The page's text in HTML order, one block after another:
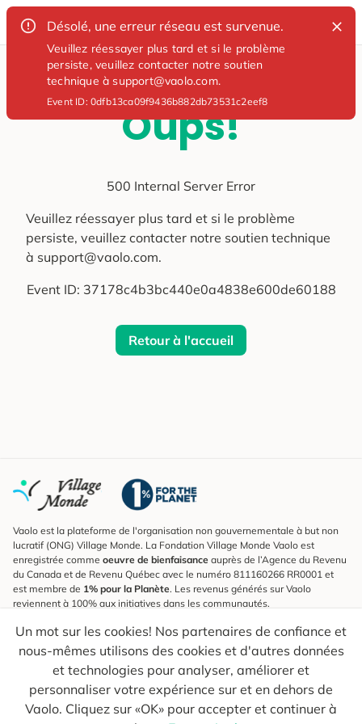
Désolé, une erreur réseau est survenue.
Veuillez réessayer plus tard et si le problème
persiste, veuillez contacter notre soutien
technique à support@vaolo.com.
Event ID:0dfb13ca09f9436b882db73531c2eef8
Oups!
500 Internal Server Error
Veuillez réessayer plus tard et si le problème
persiste, veuillez contacter notre soutien technique
à support@vaolo.com.
Event ID: 37178c4b3bc440e0a4838e600de60188
Retour à l'accueil
Un mot sur les cookies! Nos partenaires de confiance et
nous-mêmes utilisons des cookies et d'autres données
et technologies pour analyser, améliorer et
personnaliser votre expérience sur et en dehors de
Vaolo. Cliquez sur «OK» pour accepter et continuer à
Vaolo est la plateforme de l'organisation non gouvernementale à but non
lucratif (ONG) Village Monde. La Fondation Village Monde Vaolo est
enregistrée comme oeuvre de bienfaisance auprès de l’Agence du Revenu
du Canada et de Revenu Québec avec le numéro 811160266 RR0001 et
est membre de 1% pour la Planète. Les revenus générés sur Vaolo
reviennent à 100% aux initiatives dans les communautés.
S'inscrire à l'infolettre
Pour connaître les nouveautés, suivre nos explorateurs et recevoir des
astuces pour des voyages plus conscients.
Ton courriel Envoyer